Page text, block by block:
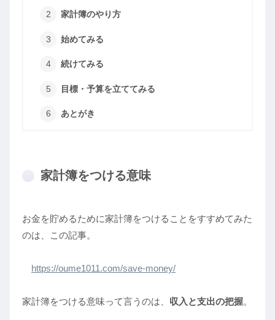
家計簿のやり方
始めてみる
続けてみる
目標・予算を立ててみる
あとがき
家計簿をつける意味
お金を貯めるために家計簿をつけることをすすめてみた
のは、この記事。
https://oume1011.com/save-money/
家計簿をつける意味って言うのは、 収入と支出の把握。